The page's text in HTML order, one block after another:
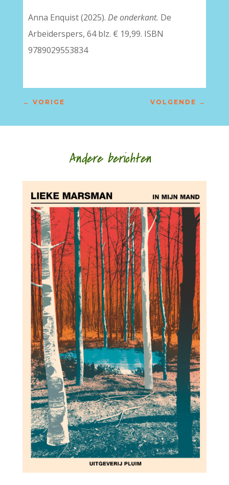
Anna Enquist (2025). De onderkant. De
Arbeiderspers, 64 blz. € 19,99. ISBN
9789029553834
← VORIGE VOLGENDE →
Andere berichten